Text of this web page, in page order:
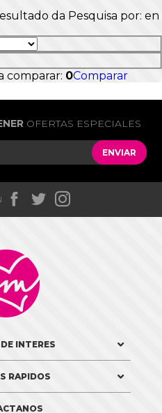
da Pesquisa por: en
comparar: 0Comparar
OFERTAS ESPECIALES
ENVIAR
  
INTERES
RAPIDOS